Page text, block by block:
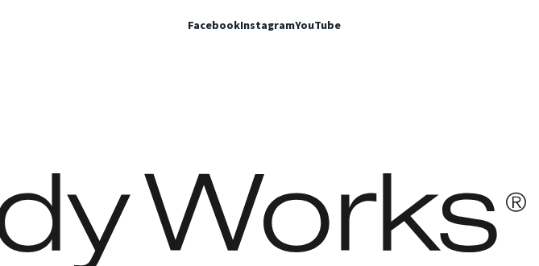
FacebookInstagramYouTube